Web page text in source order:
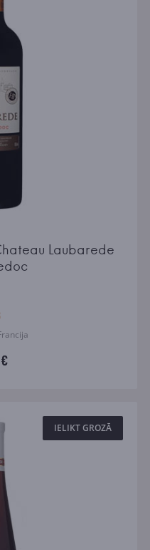
Laubarede
IELIKT GROZĀ